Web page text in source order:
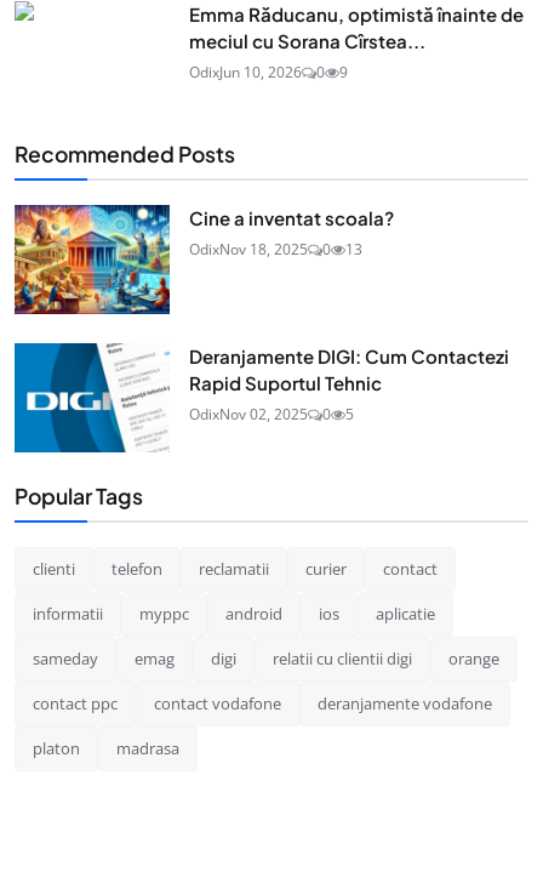
Emma Răducanu, optimistă înainte de
meciul cu Sorana Cîrstea...
OdixJun 10, 2026 0 9
Recommended Posts
Cine a inventat scoala?
OdixNov 18, 2025 0 13
Deranjamente DIGI: Cum Contactezi
Rapid Suportul Tehnic
OdixNov 02, 2025 0 5
Popular Tags
clienti telefon reclamatii curier contact
informatii myppc android ios aplicatie
sameday emag digi relatii cu clientii digi orange
contact ppc contact vodafone deranjamente vodafone
platon madrasa